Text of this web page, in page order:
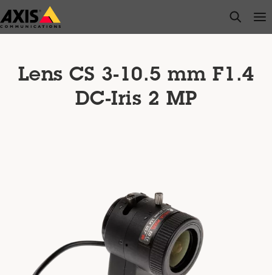
Saltar
al
open
Lens CS 3-10.5 mm F1.4
DC-Iris 2 MP